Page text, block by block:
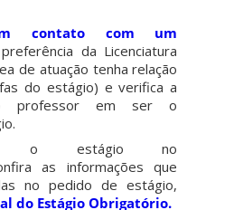
contato com um
da Licenciatura
de atuação tenha relação
do estágio) e verifica a
professor em ser o
o estágio no
as informações que
no pedido de estágio,
do Estágio Obrigatório.